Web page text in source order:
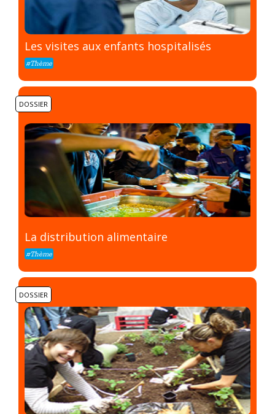
Les visites aux enfants hospitalisés
#Thème
DOSSIER
La distribution alimentaire
#Thème
DOSSIER